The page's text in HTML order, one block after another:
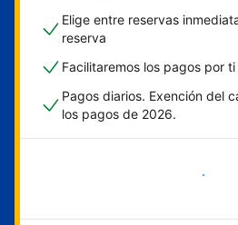
Elige entre reservas
reserva
Facilitaremos los pagos por ti
Pagos diarios. Exención del
los pagos de 2026.
Empieza ahora